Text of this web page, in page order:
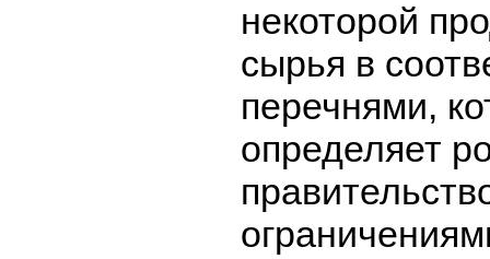
некоторой
сырья в
перечнями,
определяет